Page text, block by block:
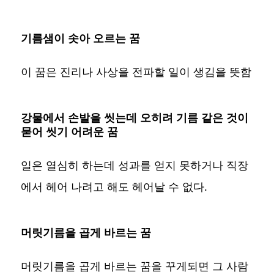
기름샘이 솟아 오르는 꿈
이 꿈은 진리나 사상을 전파할 일이 생김을 뜻함
강물에서 손발을 씻는데 오히려 기름 같은 것이
묻어 씻기 어려운 꿈
일은 열심히 하는데 성과를 얻지 못하거나 직장
에서 헤어 나려고 해도 헤어날 수 없다.
머릿기름을 곱게 바르는 꿈
머릿기름을 곱게 바르는 꿈을 꾸게되면 그 사람